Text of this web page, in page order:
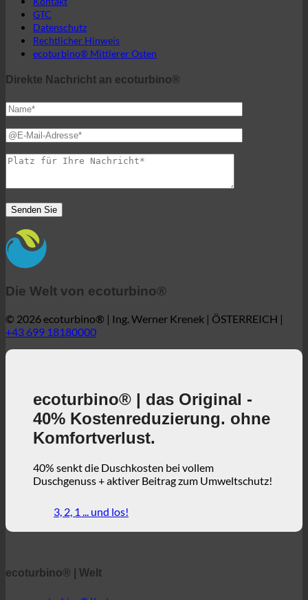
Datenschutz
Rechtlicher Hinweis
ecoturbino® Mittlerer Osten
Direkte Nachricht an ecoturbino®
Die Welt von ecoturbino®
© 2026 ecoturbino® | Ing. Werner Krenek | ÖSTERREICH |
40% Kostenreduzierung. ohne
Komfortverlust.
40% senkt die Duschkosten bei vollem
3, 2, 1 ... und los!
ecoturbino® Karten